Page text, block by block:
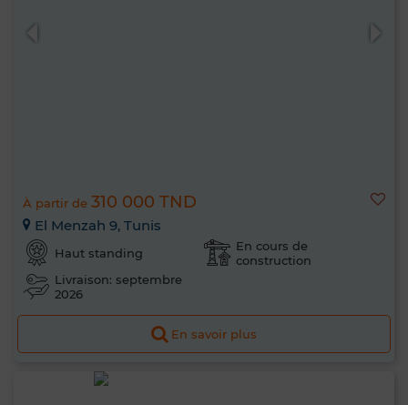
À partir de 310 000 TND
El Menzah 9, Tunis
Haut standing
En cours de
construction
Livraison: septembre
2026
En savoir plus